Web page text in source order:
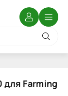
для Farming